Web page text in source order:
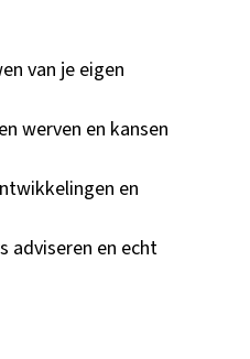
van je eigen
werven en kansen
en
adviseren en echt